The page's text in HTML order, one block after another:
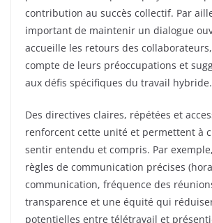
contribution au succès collectif. Par
important de maintenir un dialogue
accueille les retours des
compte de leurs préoccupations et
aux défis spécifiques du travail hybride.
Des directives claires, répétées et
renforcent cette unité et permettent à
sentir entendu et compris. Par
règles de communication précises
communication, fréquence des
transparence et une équité qui
potentielles entre télétravail et